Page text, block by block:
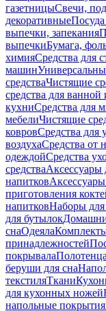
газетницыСвечи,
декоративные
выпечки, запекания
выпечкиБумага,
химияСредства для
машин
средстваЧистящие
средства для ванной
кухниСредства для
мебелиЧистящие
ковровСредства для
воздухаСредства от
одеждойСредства
средстваАксессуары
напитков
приготовления
напитковНаборы
для бутылок
снаОдеяла
принадлежностей
покрывалаПолотенца
беруши для сна
текстиляТкани
для кухонных ножей
напольные покрытия